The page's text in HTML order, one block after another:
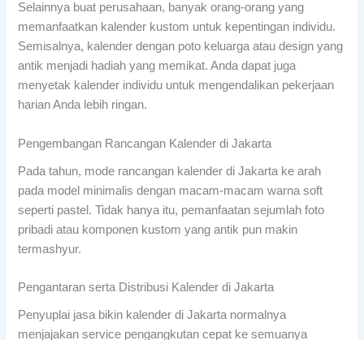
Selainnya buat perusahaan, banyak orang-orang yang
memanfaatkan kalender kustom untuk kepentingan individu.
Semisalnya, kalender dengan poto keluarga atau design yang
antik menjadi hadiah yang memikat. Anda dapat juga
menyetak kalender individu untuk mengendalikan pekerjaan
harian Anda lebih ringan.
Pengembangan Rancangan Kalender di Jakarta
Pada tahun, mode rancangan kalender di Jakarta ke arah
pada model minimalis dengan macam-macam warna soft
seperti pastel. Tidak hanya itu, pemanfaatan sejumlah foto
pribadi atau komponen kustom yang antik pun makin
termashyur.
Pengantaran serta Distribusi Kalender di Jakarta
Penyuplai jasa bikin kalender di Jakarta normalnya
menjajakan service pengangkutan cepat ke semuanya